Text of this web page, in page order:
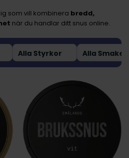
som vill kombinera bredd,
när du handlar ditt snus online.